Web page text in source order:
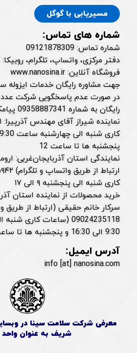
مسیریابی با گوگل
شماره های تماس:
شماره تماس: 09121878309
دفتر مرکزی، واتساپ، تلگرام، روبیکا: 09358887341
فروشگاه آنلاین: www.nanosina.ir
جهت مشاوره رایگان خدمات ایزوله سازی:
رایگان به شماره 09358887341 پیامک کنید.
پنجشنبه ها تا ساعت 12
نمایندگی استان آذربایجان‌غربی:
کاری شنبه الی پنجشنبه ۹ الی ۱۷
خرید محصولات از نماینده استان
سرکار خانم حقیقی (ارتباط از طریق
09024235118 (ساعات
9:30 الی 16:30 و پنجشنبه ها تا ساعت 12 )
آدرس ایمیل:
info [at] nanosina.com
معرفی شرکت سلامت سینا در
شریف به عنوان واحد